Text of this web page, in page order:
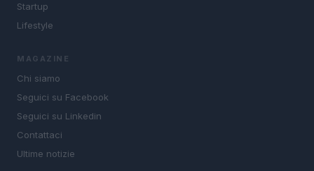
Startup
Lifestyle
MAGAZINE
Chi siamo
Seguici su Facebook
Seguici su Linkedin
Contattaci
Ultime notizie